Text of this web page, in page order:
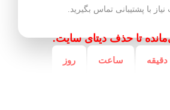
با پشتیبانی تماس بگیرید.
تا حذف دیتای سایت.
روز ساعت دقیقه